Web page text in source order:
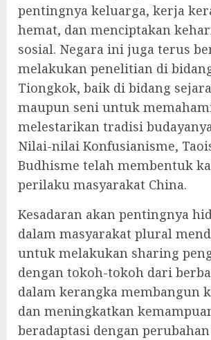
pentingnya keluarga, kerja
hemat, dan menciptakan
sosial. Negara ini juga terus
melakukan penelitian di
Tiongkok, baik di bidang
maupun seni untuk
melestarikan tradisi
Nilai-nilai Konfusianisme,
Budhisme telah membentuk
perilaku masyarakat China.
Kesadaran akan pentingnya
dalam masyarakat plural
untuk melakukan sharing
dengan tokoh-tokoh dari
dalam kerangka membangun
dan meningkatkan
beradaptasi dengan